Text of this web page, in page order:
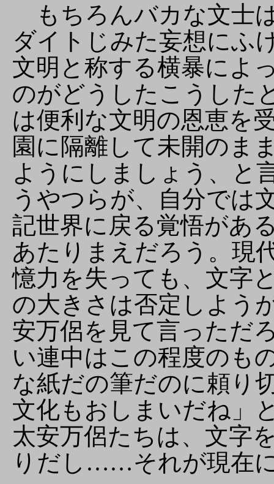
もちろんバカな文士
ダイトじみた妄想にふ
文明と称する横暴によ
のがどうしたこうした
は便利な文明の恩恵を
園に隔離して未開のま
ようにしましょう、と
うやつらが、自分では
記世界に戻る覚悟があ
あたりまえだろう。現
憶力を失っても、文字
の大きさは否定しよう
安万侶を見て言っただ
い連中はこの程度のも
な紙だの筆だのに頼り
文化もおしまいだね」
太安万侶たちは、文字
りだし……それが現在